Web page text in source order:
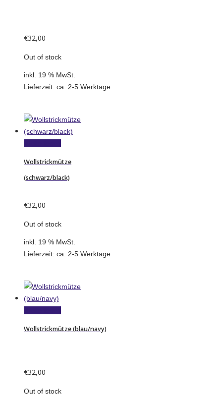
€32,00
Out of stock
inkl. 19 % MwSt.
Lieferzeit: ca. 2-5 Werktage
Wollstrickmütze
(schwarz/black)
€32,00
Out of stock
inkl. 19 % MwSt.
Lieferzeit: ca. 2-5 Werktage
Wollstrickmütze (blau/navy)
€32,00
Out of stock